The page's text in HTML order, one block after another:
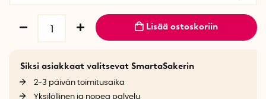
Lisää ostoskoriin
Siksi asiakkaat valitsevat SmartaSakerin
2-3 päivän toimitusaika
Yksilöllinen ja nopea palvelu